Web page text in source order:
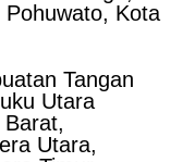
Kota
Tangan
Utara
Utara,